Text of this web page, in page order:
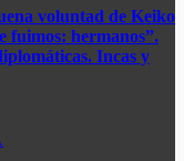
voluntad de Keiko
fuimos: hermanos”.
Incas y